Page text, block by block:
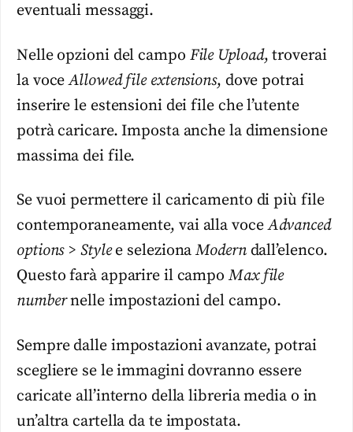
eventuali messaggi.
Nelle opzioni del campo File Upload, troverai
la voceAllowed file extensions, dove potrai
inserire le estensioni dei file che l’utente
potrà caricare. Imposta anche la dimensione
massima dei file.
Se vuoi permettere il caricamento di più file
contemporaneamente, vai alla voceAdvanced
options > Stylee seleziona Moderndall’elenco.
Questo farà apparire il campo Max file
numbernelle impostazioni del campo.
Sempre dalle impostazioni avanzate, potrai
scegliere se le immagini dovranno essere
caricate all’interno della libreria media o in
un’altra cartella da te impostata.